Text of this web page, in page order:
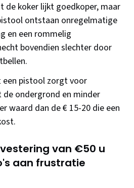
de koker lijkt goedkoper, maar
ontstaan onregelmatige
en een rommelig
bovendien slechter door
een pistool zorgt voor
ondergrond en minder
waard dan de € 15-20 die een
van €50 u
aan frustratie